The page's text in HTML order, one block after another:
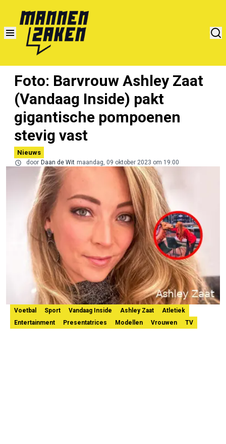
Foto: Barvrouw Ashley Zaat
(Vandaag Inside) pakt
gigantische pompoenen
stevig vast
Nieuws
door Daan de Wit maandag, 09 oktober 2023 om 19:00
Voetbal Sport Vandaag Inside Ashley Zaat
Atletiek
Entertainment
Presentatrices Modellen Vrouwen TV